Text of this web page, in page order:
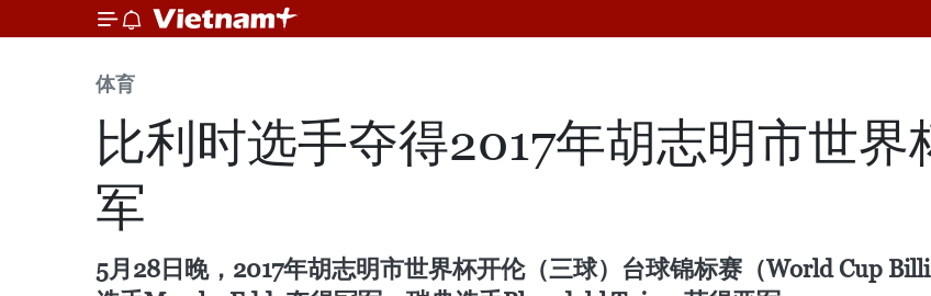
体育
比利时选手夺得2017年胡志明市世
军
5月28日晚，2017年胡志明市世界杯开伦（三球）台球锦标赛（World Cup